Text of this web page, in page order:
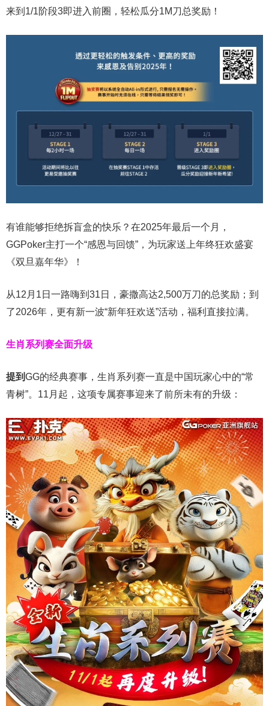
来到1/1阶段3即进入前圈，轻松瓜分1M刀总奖励！
有谁能够拒绝拆盲盒的快乐？在2025年最后一个月，
GGPoker主打一个“感恩与回馈”，为玩家送上年终狂欢盛宴
《双旦嘉年华》！
从12月1日一路嗨到31日，豪撒高达2,500万刀的总奖励；到
了2026年，更有新一波“新年狂欢送”活动，福利直接拉满。
生肖系列赛全面升级
提到GG的经典赛事，生肖系列赛一直是中国玩家心中的“常
青树”。11月起，这项专属赛事迎来了前所未有的升级：